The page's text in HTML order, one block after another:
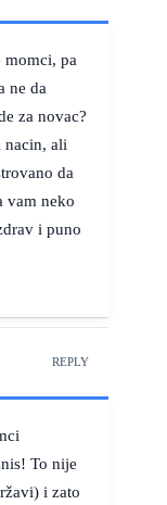
momci, pa
ne da
za novac?
nacin, ali
da
vam neko
i puno
REPLY
To nije
i zato